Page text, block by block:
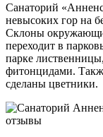
Санаторий
невысоких гор на
Склоны
переходит в
парке
фитонцидами.
сделаны цветники.